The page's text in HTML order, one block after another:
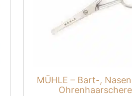
MÜHLE – Bart-,
Ohrenhaarschere